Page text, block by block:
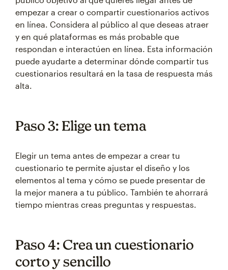
empezar a crear o compartir cuestionarios activos
en línea. Considera al público al que deseas atraer
y en qué plataformas es más probable que
respondan e interactúen en línea. Esta información
puede ayudarte a determinar dónde compartir tus
cuestionarios resultará en la tasa de respuesta más
alta.
Paso 3: Elige un tema
Elegir un tema antes de empezar a crear tu
cuestionario te permite ajustar el diseño y los
elementos al tema y cómo se puede presentar de
la mejor manera a tu público. También te ahorrará
tiempo mientras creas preguntas y respuestas.
Paso 4: Crea un cuestionario
corto y sencillo